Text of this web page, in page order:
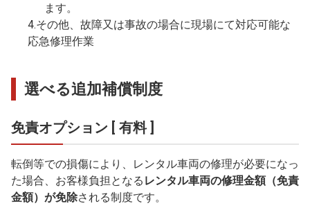
ます。
4.その他、故障又は事故の場合に現場にて対応可能な
応急修理作業
選べる追加補償制度
免責オプション [ 有料 ]
転倒等での損傷により、レンタル車両の修理が必要になっ
た場合、お客様負担となる レンタル車両の修理金額（免責
金額）が免除される制度です。